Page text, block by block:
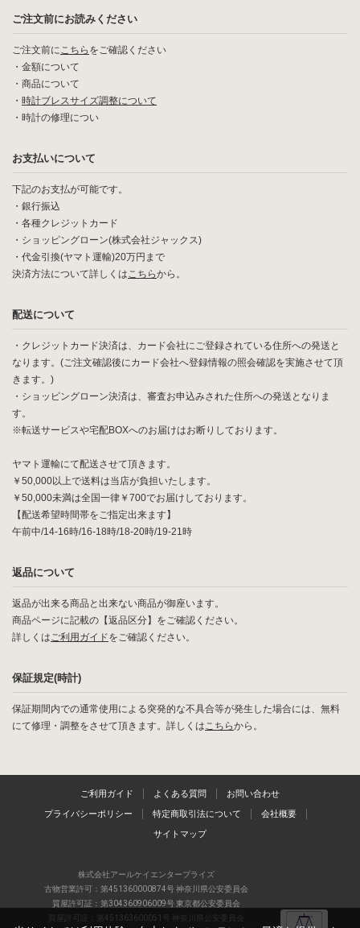
ご注文前にお読みください
ご注文前にこちら をご確認ください
・ 金額について
・ 商品について
・ 時計ブレスサイズ調整について
・ 時計の修理につい
お支払いについて
下記のお支払が可能です。
・銀行振込
・各種クレジットカード
・ショッピングローン(株式会社ジャックス)
・代金引換(ヤマト運輸)20万円まで
決済方法について詳しくはこちらから。
配送について
・クレジットカード決済は、カード会社にご登録されている住所への発送と
なります。(ご注文確認後にカード会社へ登録情報の照会確認を実施させて頂
きます。)
・ショッピングローン決済は、審査お申込みされた住所への発送となりま
す。
※転送サービスや宅配BOXへのお届けはお断りしております。
ヤマト運輸にて配送させて頂きます。
￥50,000以上で送料は当店が負担いたします。
￥50,000未満は全国一律￥700でお届けしております。
【配送希望時間帯をご指定出来ます】
午前中/14-16時/16-18時/18-20時/19-21時
返品について
返品が出来る商品と出来ない商品が御座います。
商品ページに記載の【返品区分】をご確認ください。
詳しくはご利用ガイドをご確認ください。
保証規定(時計)
保証期間内での通常使用による突発的な不具合等が発生した場合には、無料
にて修理・調整をさせて頂きます。詳しくはこちらから。
ご利用ガイド よくある質問 お問い合わせ
プライバシーポリシー 特定商取引法について 会社概要
サイトマップ
株式会社アールケイエンタープライズ
古物営業許可：第451360000874号 神奈川県公安委員会
質屋許可証：第304360906009号 東京都公安委員会
質屋許可証：第451363600051号 神奈川県公安委員会